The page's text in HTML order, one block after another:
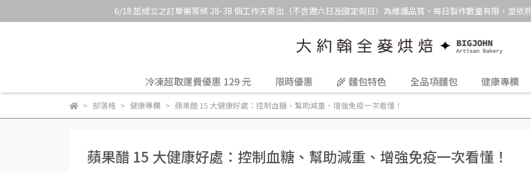
6/18 起成立之訂單需等候 28-38 個工作天寄出（不含週六日及國定假日）為維護品質，每日製作數量有限，並依
冷凍超取運費優惠 129 元 限時優惠 🌾 麵包特色 全品項麵包 健康專欄
部落格 健康專欄 蘋果醋 15 大健康好處：控制血糖、幫助減重、增強免疫一次看懂！
蘋果醋 15 大健康好處：控制血糖、幫助減重、增強免疫一次看懂！